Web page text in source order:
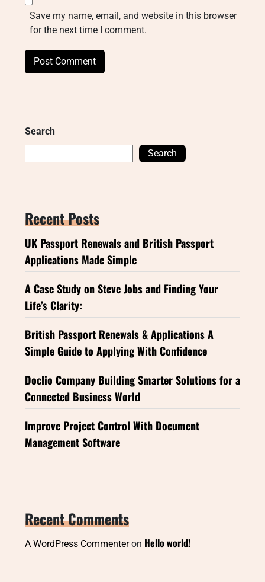
Save my name, email, and website in this browser
for the next time I comment.
Search
Search
Recent Posts
UK Passport Renewals and British Passport
Applications Made Simple
A Case Study on Steve Jobs and Finding Your
Life’s Clarity:
British Passport Renewals & Applications A
Simple Guide to Applying With Confidence
Doclio Company Building Smarter Solutions for a
Connected Business World
Improve Project Control With Document
Management Software
Recent Comments
A WordPress Commenteron Hello world!